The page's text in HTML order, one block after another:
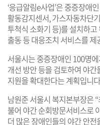
‘응급알림e사업’은 중증장애
활동감지센서, 가스자동차단
투척식 소화기 등)를 설치하
출동 등 대응조치 서비스를
서울시는 중증장애인 100명
개선 방안 등을 검토하여 야
지원을 확대한다는 계획입니
남원준 서울시 복지본부장은
불어 야간 순회방문서비스로
더 많은 장애인들의 야간 안